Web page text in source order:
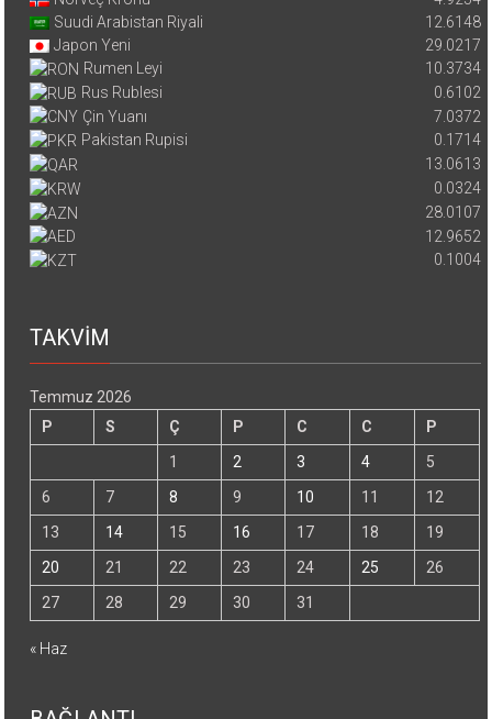
Suudi Arabistan Riyali
12.6148
Japon Yeni
29.0217
Rumen Leyi
10.3734
Rus Rublesi
0.6102
Çin Yuanı
7.0372
Pakistan Rupisi
0.1714
13.0613
0.0324
28.0107
12.9652
0.1004
TAKVİM
Temmuz 2026
P
S Ç P C C
P
1
2 3 4
5
6
7 8 9 10 11
12
13
14 15 16 17 18
19
20
21 22 23 24 25
26
27
28 29 30 31
« Haz